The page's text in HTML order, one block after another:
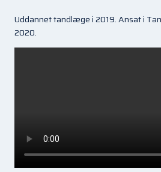
Uddannet tandlæge i 2019. Ansat i
2020.